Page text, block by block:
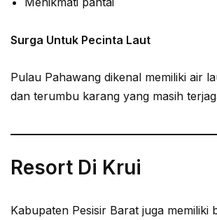
Surga Untuk Pecinta Laut
Pulau Pahawang dikenal memiliki air
dan terumbu karang yang masih
Resort Di Krui
Kabupaten Pesisir Barat juga memiliki